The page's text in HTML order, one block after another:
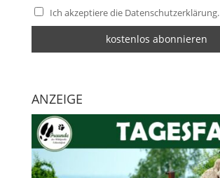
Ich akzeptiere die Datenschutzerklärung.
ANZEIGE